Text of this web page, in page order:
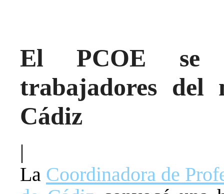
El PCOE se
trabajadores
Cádiz
|
La Coordinadora de